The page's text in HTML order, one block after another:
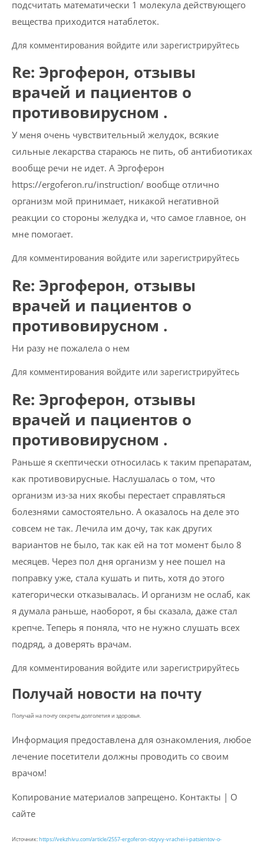
подсчитать математически 1 молекула действующего
вещества приходится натаблеток.
Для комментирования войдите или зарегистрируйтесь
Re: Эргоферон, отзывы
врачей и пациентов о
противовирусном .
У меня очень чувствительный желудок, всякие
сильные лекарства стараюсь не пить, об антибиотиках
вообще речи не идет. А Эргоферон
https://ergoferon.ru/instruction/ вообще отлично
организм мой принимает, никакой негативной
реакции со стороны желудка и, что самое главное, он
мне помогает.
Для комментирования войдите или зарегистрируйтесь
Re: Эргоферон, отзывы
врачей и пациентов о
противовирусном .
Ни разу не пожалела о нем
Для комментирования войдите или зарегистрируйтесь
Re: Эргоферон, отзывы
врачей и пациентов о
противовирусном .
Раньше я скептически относилась к таким препаратам,
как противовирусные. Наслушалась о том, что
организм из-за них якобы перестает справляться
болезнями самостоятельно. А оказалось на деле это
совсем не так. Лечила им дочу, так как других
вариантов не было, так как ей на тот момент было 8
месяцев. Через пол дня организм у нее пошел на
поправку уже, стала кушать и пить, хотя до этого
категорически отказывалась. И организм не ослаб, как
я думала раньше, наоборот, я бы сказала, даже стал
крепче. Теперь я поняла, что не нужно слушать всех
подряд, а доверять врачам.
Для комментирования войдите или зарегистрируйтесь
Получай новости на почту
Получай на почту секреты долголетия и здоровья.
Информация предоставлена для ознакомления, любое
лечение посетители должны проводить со своим
врачом!
Копирование материалов запрещено. Контакты | О
сайте
Источник: https://vekzhivu.com/article/2557-ergoferon-otzyvy-vrachei-i-patsientov-o-